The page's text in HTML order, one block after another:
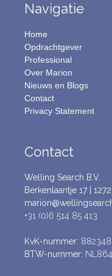
Navigatie
Home
Opdrachtgever
Professional
Over Marion
Nieuws en Blogs
Contact
Privacy Statement
Contact
Welling Search B.V.
Berkenlaantje 17 |
+31 (0)6 514 85 413
KvK-nummer:
BTW-nummer: